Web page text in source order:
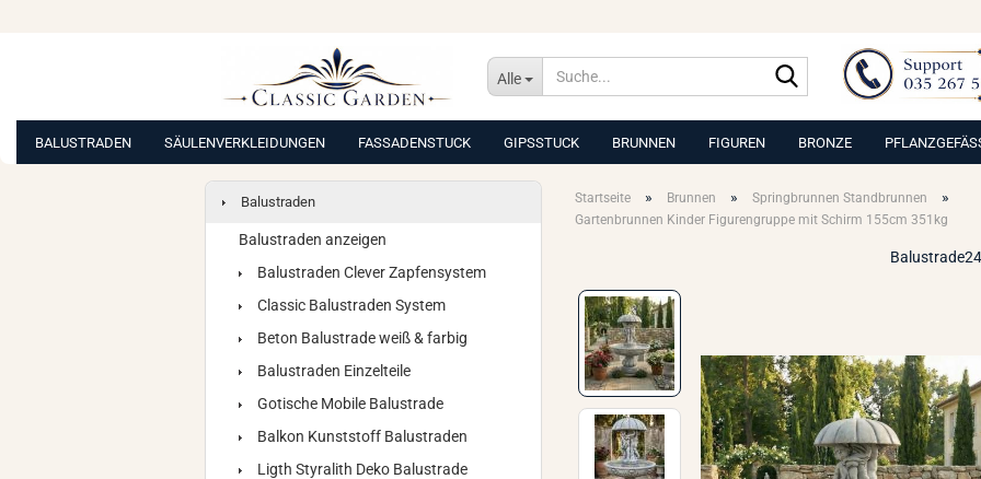
Alle
Suche...
BALUSTRADEN SÄULENVERKLEIDUNGEN FASSADENSTUCK GIPSSTUCK BRUNNEN FIGUREN BRONZE
Startseite » Brunnen » Springbrunnen Standbrunnen »
Gartenbrunnen Kinder Figurengruppe mit Schirm 155cm 351kg
Balustraden
Balustraden anzeigen
Balustraden Clever Zapfensystem
Classic Balustraden System
Beton Balustrade weiß & farbig
Balustraden Einzelteile
Gotische Mobile Balustrade
Balkon Kunststoff Balustraden
Ligth Styralith Deko Balustrade